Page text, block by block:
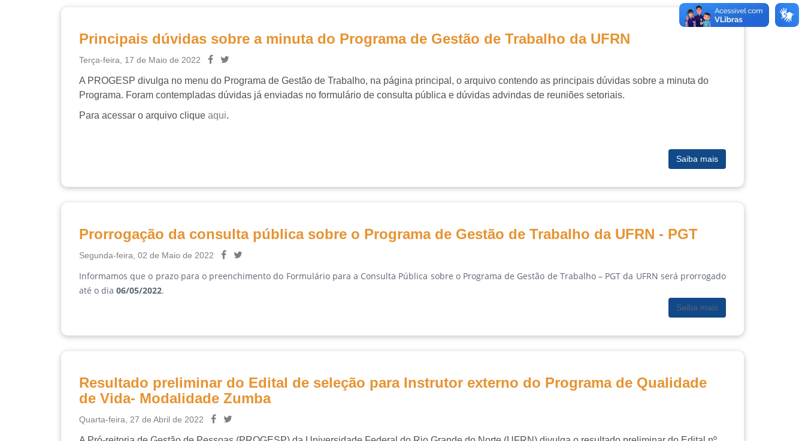
Principais dúvidas sobre a minuta do Programa de Gestão de Trabalho da UFRN
Terça-feira, 17 de Maio de 2022
A PROGESP divulga no menu do Programa de Gestão de Trabalho, na página principal, o arquivo contendo as principais dúvidas sobre a minuta do
Programa. Foram contempladas dúvidas já enviadas no formulário de consulta pública e dúvidas advindas de reuniões setoriais.
Para acessar o arquivo clique aqui.
Saiba mais
Prorrogação da consulta pública sobre o Programa de Gestão de Trabalho da UFRN - PGT
Segunda-feira, 02 de Maio de 2022
Informamos que o prazo para o preenchimento do Formulário para a Consulta Pública sobre o Programa de Gestão de Trabalho – PGT da UFRN será prorrogado
até o dia 06/05/2022.
Saiba mais
Resultado preliminar do Edital de seleção para Instrutor externo do Programa de Qualidade
de Vida- Modalidade Zumba
Quarta-feira, 27 de Abril de 2022